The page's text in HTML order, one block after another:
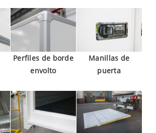
Perfiles de borde
envolto
Manillas de
puerta